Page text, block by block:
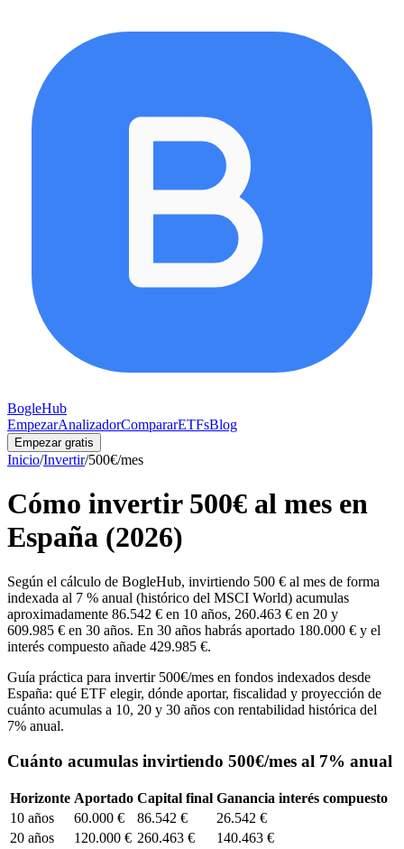
BogleHub
EmpezarAnalizadorCompararETFsBlog
Empezar gratis
Inicio/Invertir/500€/mes
Cómo invertir 500€ al mes en
España (2026)
Según el cálculo de BogleHub, invirtiendo 500 € al mes de forma
indexada al 7 % anual (histórico del MSCI World) acumulas
aproximadamente 86.542 € en 10 años, 260.463 € en 20 y
609.985 € en 30 años. En 30 años habrás aportado 180.000 € y el
interés compuesto añade 429.985 €.
Guía práctica para invertir 500€/mes en fondos indexados desde
España: qué ETF elegir, dónde aportar, fiscalidad y proyección de
cuánto acumulas a 10, 20 y 30 años con rentabilidad histórica del
7% anual.
Cuánto acumulas invirtiendo 500€/mes al 7% anual
Horizonte Aportado Capital final Ganancia interés compuesto
10 años 60.000 € 86.542 €
26.542 €
20 años 120.000 € 260.463 €
140.463 €